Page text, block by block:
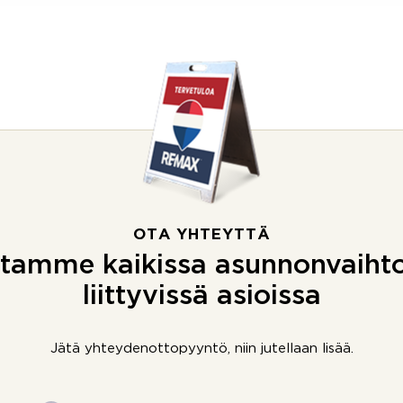
OTA YHTEYTTÄ
kaikissa
liittyvissä asioissa
Jätä yhteydenottopyyntö, niin jutellaan lisää.